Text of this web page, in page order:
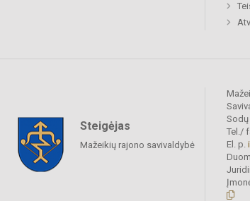
Steigėjas
Mažeikių rajono savivaldybė
Sodų
Tel./
El. p.